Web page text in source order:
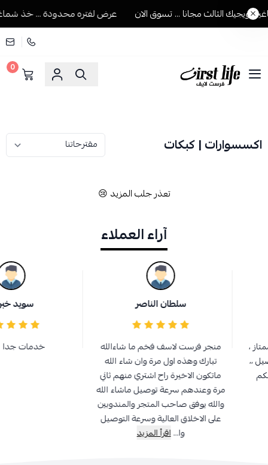
الثالث مجانا ... تسوق الان عرض لفتره محدودة ... خذ
فرست لايف للمستلزمات الرجالية
0
اكسسوارات | كبكات
تعذر جلب المزيد 😢
آراء العملاء
سلطان الناصر
منجر فرست لاسف فخم ما شاءالله
تبارك وهذه اول مرة وان شاء الله
ماتكون الاخيرة راح اشتري منهم ثاني
مرة وعندهم سرعة توصيل ماشاء الله
والله يوفق صاحب المتجر والمندوبين
على الاخلاق العالية وسرعة التوصيل
اقرأ المزيد
سويد خبراني
خدمات جدا ممتازه